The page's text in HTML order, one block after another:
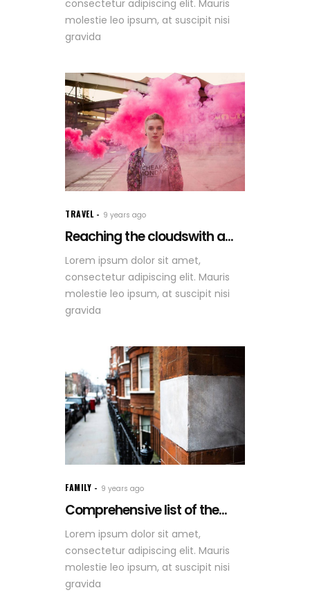
consectetur adipiscing elit. Mauris
molestie leo ipsum, at suscipit nisi
gravida
TRAVEL 9 years ago
Reaching the cloudswith a...
Lorem ipsum dolor sit amet,
consectetur adipiscing elit. Mauris
molestie leo ipsum, at suscipit nisi
gravida
FAMILY 9 years ago
Comprehensive list of the...
Lorem ipsum dolor sit amet,
consectetur adipiscing elit. Mauris
molestie leo ipsum, at suscipit nisi
gravida